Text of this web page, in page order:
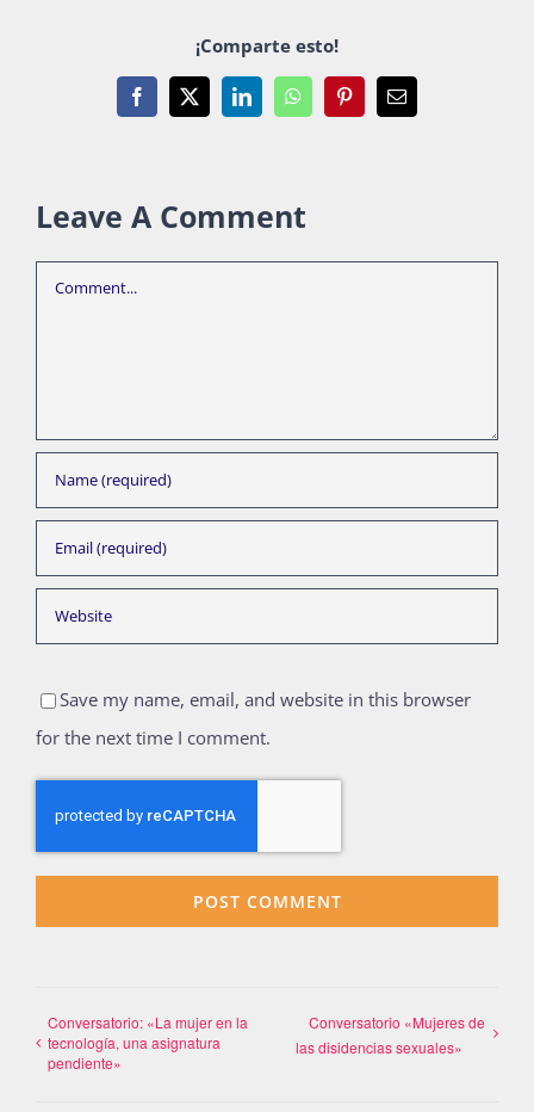
¡Comparte esto!
Facebook
X LinkedInWhatsAppPinterestEmail
Leave A Comment
Comment
Save my name, email, and website in this browser
for the next time I comment.
Conversatorio: «La mujer en la
tecnología, una asignatura
pendiente»
Conversatorio «Mujeres de
las disidencias sexuales»